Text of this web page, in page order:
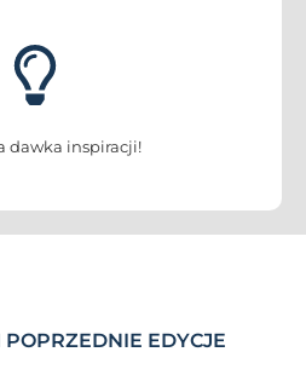
dawka inspiracji!
EDYCJE